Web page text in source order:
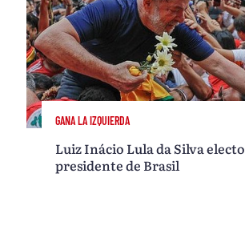
GANA LA IZQUIERDA
Luiz Inácio Lula da Silva electo
presidente de Brasil